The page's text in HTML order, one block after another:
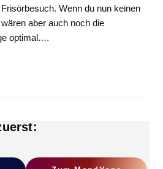
Wenn du nun keinen
aber auch noch die
optimal.…